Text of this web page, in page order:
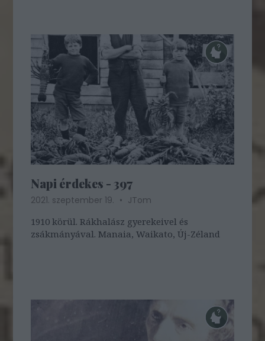
modellt,…
Napi érdekes - 397
2021. szeptember 19.
JTom
1910 körül. Rákhalász gyerekeivel és
zsákmányával. Manaia, Waikato, Új-Zéland